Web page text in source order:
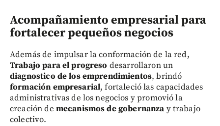
Acompañamiento empresarial para
fortalecer pequeños negocios
Además de impulsar la conformación de la red,
Trabajo para el progreso desarrollaron un
diagnostico de los emprendimientos, brindó
formación empresarial, fortaleció las capacidades
administrativas de los negocios y promovió la
creación de mecanismos de gobernanza y trabajo
colectivo.